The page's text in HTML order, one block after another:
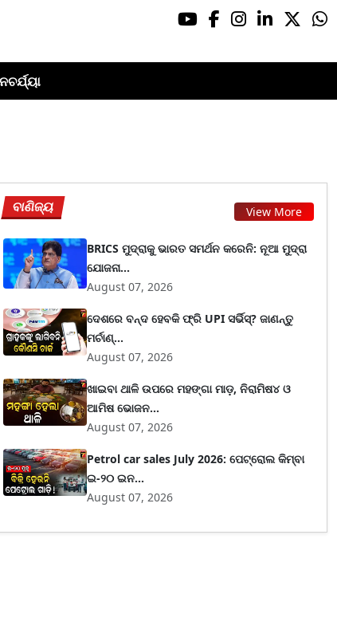
ବାଣିଜ୍ୟ View More
BRICS ମୁଦ୍ରାକୁ ଭାରତ ସମର୍ଥନ କରେନି: ନୂଆ ମୁଦ୍ରା
ଯୋଜନା...
August 07, 2026
ଦେଶରେ ବନ୍ଦ ହେବକି ଫ୍ରି UPI ସର୍ଭିସ୍? ଜାଣନ୍ତୁ
ମର୍ଚାଣ୍...
August 07, 2026
ଖାଇବା ଥାଳି ଉପରେ ମହଙ୍ଗା ମାଡ଼, ନିରାମିଷ୪ ଓ
ଆମିଷ ଭୋଜନ...
August 07, 2026
Petrol car sales July 2026: ପେଟ୍ରୋଲ କିମ୍ବା
ଇ-୨୦ ଇନ...
August 07, 2026